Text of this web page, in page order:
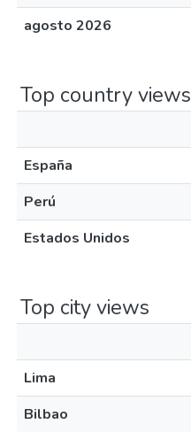
agosto 2026
Top country views
España
Perú
Estados Unidos
Top city views
Lima
Bilbao